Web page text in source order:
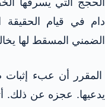
الحجج التي يسرقها
دام في قيام الحقيقة
الضمني المسقط لها
المقرر أن عبء
يدعيها. عجزه عن ذلك.